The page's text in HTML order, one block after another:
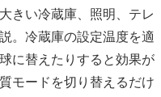
きい冷蔵庫、照明、テレ
。冷蔵庫の設定温度を適
に替えたりすると効果が
モードを切り替えるだけ